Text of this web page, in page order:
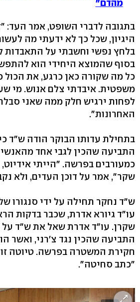
מהדם"
בתגובה לדברי השופט, אמר העד:
היגיון, שכל כך לא ידעתי מה
בלחץ נפשי וחשבתי על התאבדות
בסוף שהמוצא היחידי הוא
כל מה שקורה כאן כרגע, את הכול
משפטית. איבדתי צלם אנוש. מי
לפחות ירגיש חלק ממה שאני
האחרונות".
בתחילת עדותו הבוקר הודה ש"ד
התביעה שהכין לגבי אחד
כמעורבים בפרשה. "הייתי
שקר", אמר על דוכן העדים, ולא
ש"ד נחקר תחילה על ידי סנגורו
עו"ד גיורא אדרת, שכבר בדקות
שקרן. עו"ד אדרת שאל את ש"ד על
התביעה שהכין נגד צ'רני, ואשר
חקירת המשטרה בפרשה. טיוטה
"כתב סחיטה".